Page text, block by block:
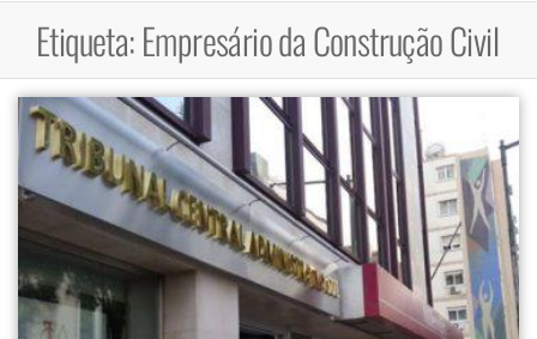
Etiqueta:Empresário da Construção Civil